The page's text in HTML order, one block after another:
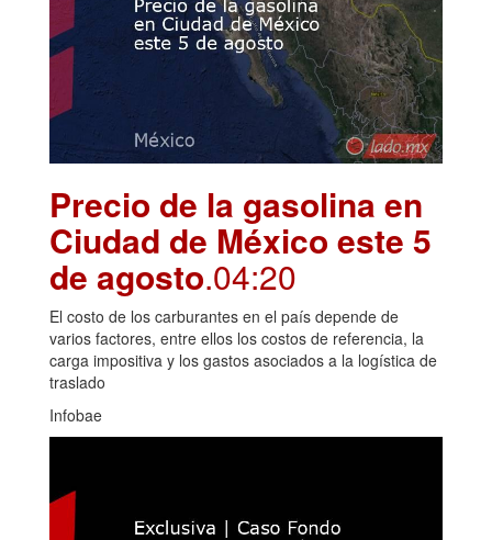
Precio de la gasolina en
Ciudad de México este 5
de agosto.04:20
El costo de los carburantes en el país depende de
varios factores, entre ellos los costos de referencia, la
carga impositiva y los gastos asociados a la logística de
traslado
Infobae